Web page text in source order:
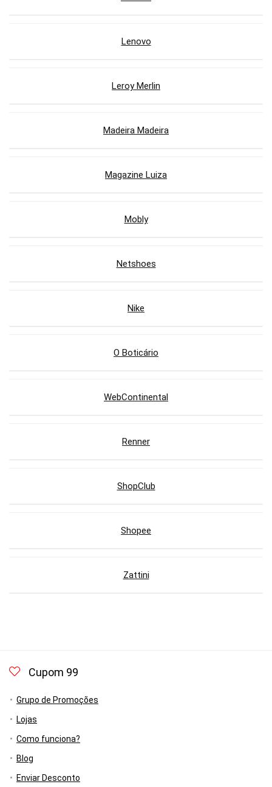
Lenovo
Leroy Merlin
Madeira Madeira
Magazine Luiza
Mobly
Netshoes
Nike
O Boticário
WebContinental
Renner
ShopClub
Shopee
Zattini
Cupom 99
Grupo de Promoções
Lojas
Como funciona?
Blog
Enviar Desconto